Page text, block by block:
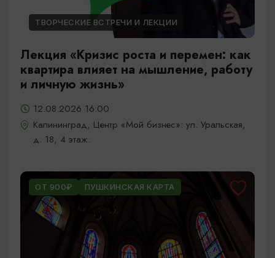
ТВОРЧЕСКИЕ ВСТРЕЧИ И ЛЕКЦИИ
Лекция «Кризис роста и перемен: как
квартира влияет на мышление, работу
и личную жизнь»
12.08.2026 16:00
Калининград, Центр «Мой бизнес»: ул. Уральская,
д. 18, 4 этаж.
ОТ 900₽ ПУШКИНСКАЯ КАРТА